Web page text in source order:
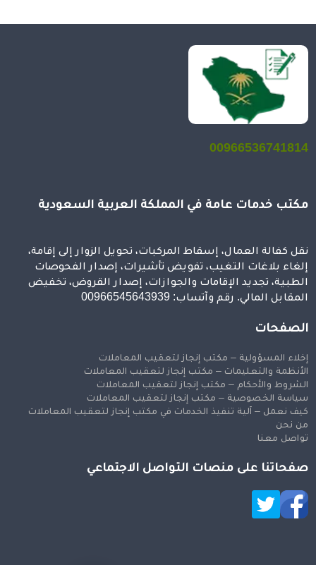
00966536741814
مكتب خدمات عامة في المملكة العربية السعودية
نقل كفالة العمال، إسقاط المركبات، تحويل الزوار إلى إقامة،
إلغاء بلاغات التغيب، تفويض تأشيرات، إصدار الفحوصات
الطبية، تجديد الإقامات والجوازات، إصدار القروض، تخفيض
المقابل المالي. رقم وآتساب: 00966545643939
الصفحات
إخلاء المسؤولية – مكتب إنجاز لتعقيب المعاملات
الأنظمة والتعليمات – مكتب إنجاز لتعقيب المعاملات
الشروط والأحكام – مكتب إنجاز لتعقيب المعاملات
سياسة الخصوصية – مكتب إنجاز لتعقيب المعاملات
كيف نعمل – آلية تنفيذ الخدمات في مكتب إنجاز لتعقيب المعاملات
من نحن
تواصل معنا
صفحاتنا على منصات التواصل الاجتماعي